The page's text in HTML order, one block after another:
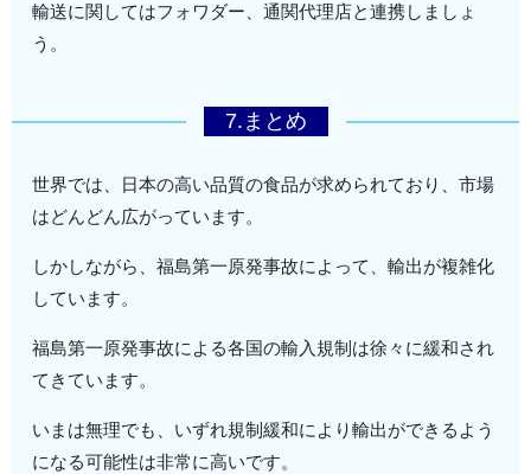
輸送に関してはフォワダー、通関代理店と連携しましょ
う。
7.まとめ
世界では、日本の高い品質の食品が求められており、市場
はどんどん広がっています。
しかしながら、福島第一原発事故によって、輸出が複雑化
しています。
福島第一原発事故による各国の輸入規制は徐々に緩和され
てきています。
いまは無理でも、いずれ規制緩和により輸出ができるよう
になる可能性は非常に高いです。